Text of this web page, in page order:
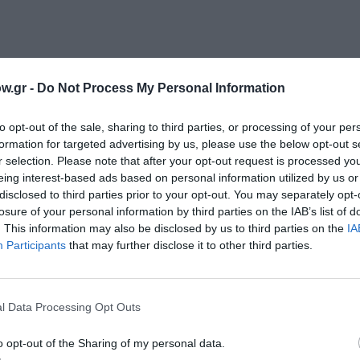
- Do Not Process My Personal Information
opt-out of the sale, sharing to third parties, or processing of your
for targeted advertising by us, please use the below opt-out
selection. Please note that after your opt-out request is processed
interest-based ads based on personal information utilized by us
to third parties prior to your opt-out. You may separately
of your personal information by third parties on the IAB’s list of
This information may also be disclosed by us to third parties on the
Participants that may further disclose it to other third parties.
Data Processing Opt Outs
opt-out of the Sharing of my personal data.
έρωτες, γεμάτους μυστικά και ψέματα που
κωμωδία.
του μεγάλου προβοκάτορα και γίνεται μια αδυσώπητα
του γήρατος.
που ξεχάσαμε ή που νιώθουμε ανήμποροι πια να
φιλία.